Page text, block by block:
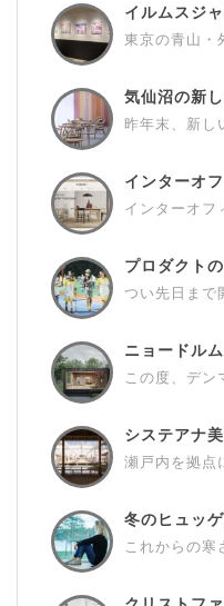
イルムスジ
の...
東京の青山・
気仙沼の新
昨年末、新し
インターオ
インターオフ
プロダクト
つい先日まで
ニョードル
この度、デン
システアナ
瀬戸内を拠点
冬のヒュッ
これからの寒